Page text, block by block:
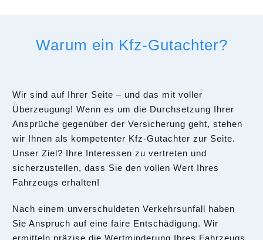
Warum ein Kfz-Gutachter?
Wir sind auf Ihrer Seite – und das mit voller
Überzeugung! Wenn es um die Durchsetzung Ihrer
Ansprüche gegenüber der Versicherung geht, stehen
wir Ihnen als kompetenter Kfz-Gutachter zur Seite.
Unser Ziel? Ihre Interessen zu vertreten und
sicherzustellen, dass Sie den vollen Wert Ihres
Fahrzeugs erhalten!
Nach einem unverschuldeten Verkehrsunfall haben
Sie Anspruch auf eine faire Entschädigung. Wir